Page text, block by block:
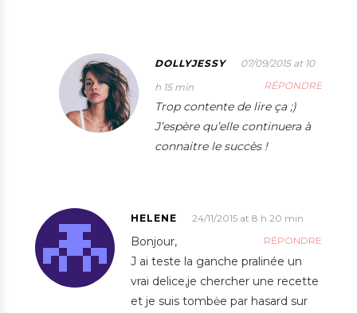
DOLLYJESSY
07/09/2015 at 10
h 15 min
RÉPONDRE
Trop contente de lire ça ;)
J’espère qu’elle continuera à
connaitre le succès !
HELENE
24/11/2015 at 8 h 20 min
RÉPONDRE
Bonjour,
J ai teste la ganche pralinée un
vrai delice,je chercher une recette
et je suis tombėe par hasard sur